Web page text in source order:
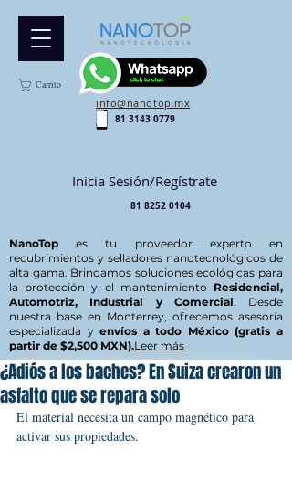
Carrito
info@nanotop.mx
81 3143 0779
Inicia Sesión/Regístrate
81 8252 0104
NanoTop es tu proveedor experto en
recubrimientos y selladores nanotecnológicos de
alta gama. Brindamos soluciones ecológicas para
la protección y el mantenimiento Residencial,
Automotriz, Industrial y Comercial. Desde
nuestra base en Monterrey, ofrecemos asesoría
especializada yenvíos a todo México (gratis a
partir de $2,500 MXN).Leer más
¿Adiós a los baches? En Suiza crearon un
asfalto que se repara solo
El material necesita un campo magnético para
activar sus propiedades.